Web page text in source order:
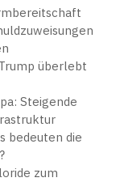
überlebt
Steigende
bedeuten die
zum